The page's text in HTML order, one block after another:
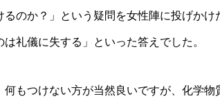
るのか？」という疑問を女性陣に投げか
礼儀に失する」といった答えでした。
もつけない方が当然良いですが、化学物